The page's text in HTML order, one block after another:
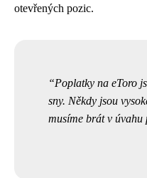
otevřených pozic.
Poplatky na eToro
sny. Někdy jsou
musíme brát v